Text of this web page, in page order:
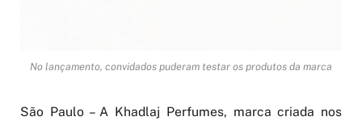
No lançamento, convidados puderam testar os produtos da marca
São Paulo – A Khadlaj Perfumes, marca criada nos